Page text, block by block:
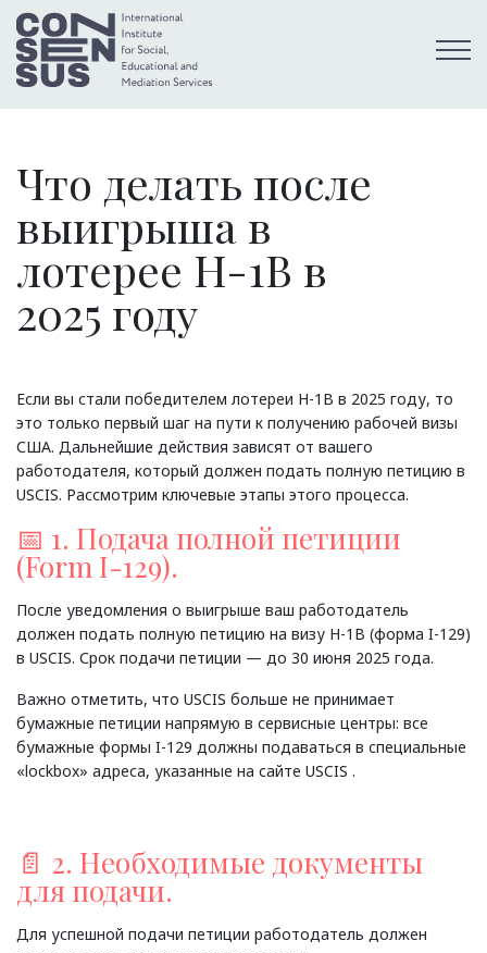
Что делать после
выигрыша в
лотерее H-1B в
2025 году
Если вы стали победителем лотереи H-1B в 2025 году, то
это только первый шаг на пути к получению рабочей визы
США. Дальнейшие действия зависят от вашего
работодателя, который должен подать полную петицию в
USCIS. Рассмотрим ключевые этапы этого процесса.
📅 1. Подача полной петиции
(Form I-129).
После уведомления о выигрыше ваш работодатель
должен подать полную петицию на визу H-1B (форма I-129)
в USCIS. Срок подачи петиции — до 30 июня 2025 года.
Важно отметить, что USCIS больше не принимает
бумажные петиции напрямую в сервисные центры: все
бумажные формы I-129 должны подаваться в специальные
«lockbox» адреса, указанные на сайте USCIS .
📄 2. Необходимые документы
для подачи.
Для успешной подачи петиции работодатель должен